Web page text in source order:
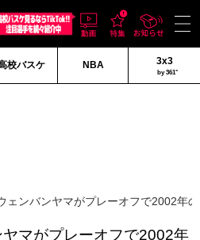
校バスケ NBA 3x3
by 361°
ェンバンヤマがプレーオフで2002年
マがプレーオフで2002年